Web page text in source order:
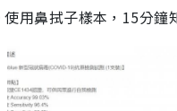
用鼻拭子樣本，15分鐘